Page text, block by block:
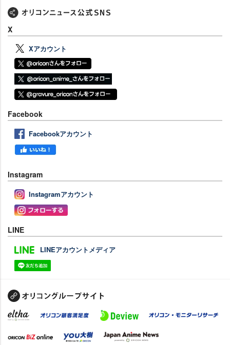
X
Xアカウント
Facebook
Facebookアカウント
Instagram
Instagramアカウント
LINE
LINEアカウントメディア